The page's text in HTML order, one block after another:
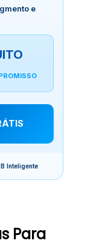
e
Inteligente
Para